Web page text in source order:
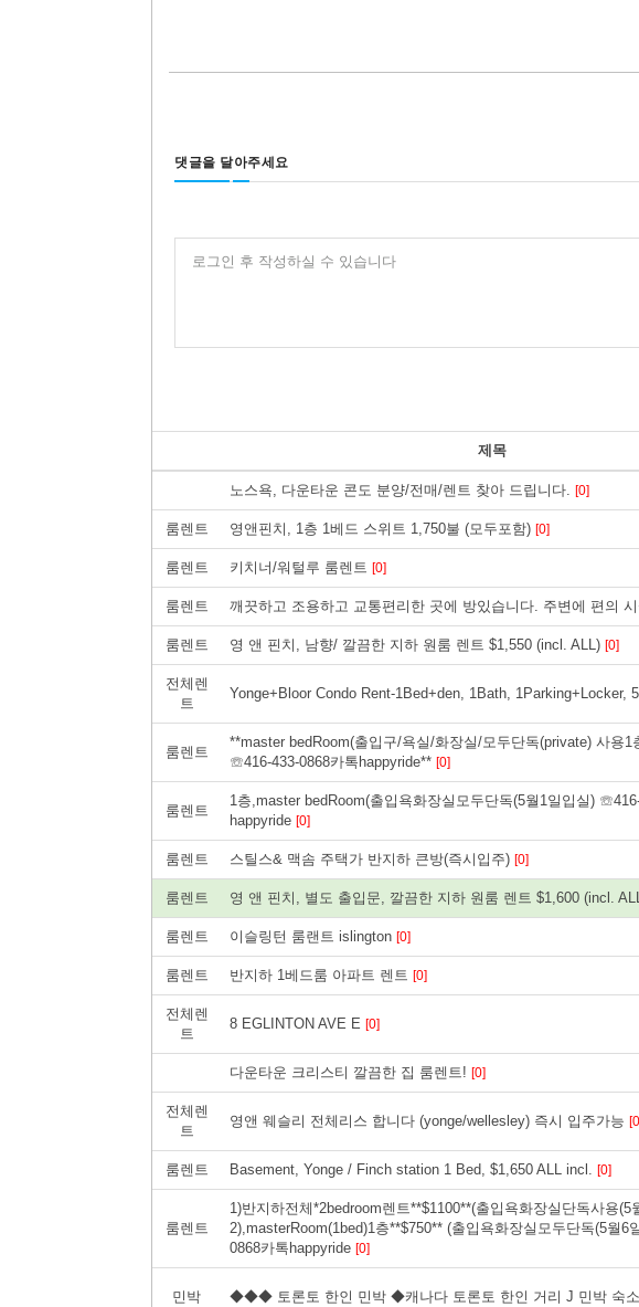
댓글을 달아주세요
로그인 후 작성하실 수 있습니다
제목
노스욕, 다운타운 콘도 분양/전매/렌트 찾아 드립니다. [0]
룸렌트 영앤핀치, 1층 1베드 스위트 1,750불 (모두포함) [0]
룸렌트 키치너/워털루 룸렌트 [0]
룸렌트 깨끗하고 조용하고 교통편리한 곳에 방있습니다. 주변에 편의
룸렌트 영 앤 핀치, 남향/ 깔끔한 지하 원룸 렌트 $1,550 (incl. ALL) [0]
전체렌
트
Yonge+Bloor Condo Rent-1Bed+den, 1Bath, 1Parking+Locker,
룸렌트
**master bedRoom(출입구/욕실/화장실/모두단독(private) 사용1
☏416-433-0868카톡happyride** [0]
룸렌트
1층,master bedRoom(출입욕화장실모두단독(5월1일입실)
happyride [0]
룸렌트 스틸스& 맥솜 주택가 반지하 큰방(즉시입주) [0]
룸렌트 영 앤 핀치, 별도 출입문, 깔끔한 지하 원룸 렌트 $1,600 (incl.
룸렌트 이슬링턴 룸랜트 islington [0]
룸렌트 반지하 1베드룸 아파트 렌트 [0]
전체렌
트
8 EGLINTON AVE E [0]
다운타운 크리스티 깔끔한 집 룸렌트! [0]
전체렌
트
영앤 웨슬리 전체리스 합니다 (yonge/wellesley) 즉시 입주가능
룸렌트 Basement, Yonge / Finch station 1 Bed, $1,650 ALL incl. [0]
룸렌트
1)반지하전체*2bedroom렌트**$1100**(출입욕화장실단독사용(5
2),masterRoom(1bed)1층**$750** (출입욕화장실모두단독(5월6
0868카톡happyride [0]
민박 ◆◆◆ 토론토 한인 민박 ◆캐나다 토론토 한인 거리 J 민박